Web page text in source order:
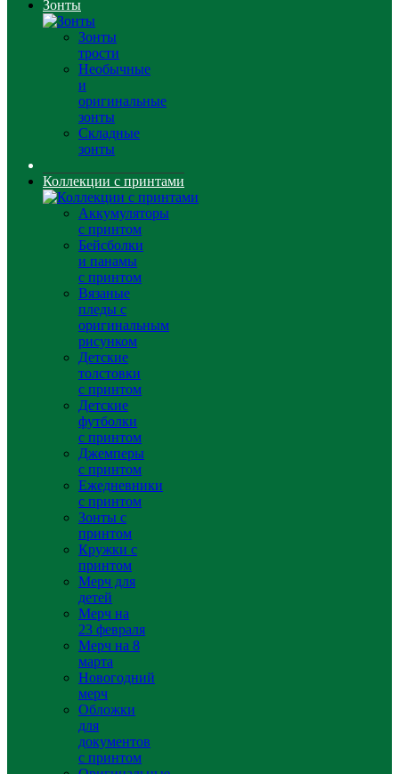
Зонты
Зонты
трости
Необычные
и
оригинальные
зонты
Складные
зонты
Коллекции с принтами
Аккумуляторы
с принтом
Бейсболки
и панамы
с принтом
Вязаные
пледы с
оригинальным
рисунком
Детские
толстовки
с принтом
Детские
футболки
с принтом
Джемперы
с принтом
Ежедневники
с принтом
Зонты с
принтом
Кружки с
принтом
Мерч для
детей
Мерч на
23 февраля
Мерч на 8
марта
Новогодний
мерч
Обложки
для
документов
с принтом